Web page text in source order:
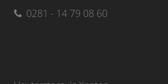
0281 - 14 79 08 60